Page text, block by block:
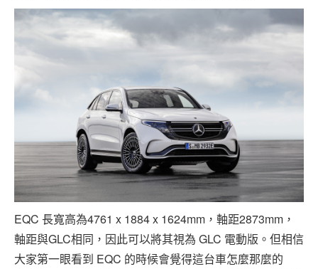
EQC 長寬高為4761 x 1884 x 1624mm，軸距2873mm，
軸距與GLC相同，因此可以將其視為 GLC 電動版。但相信
大家第一眼看到 EQC 的時候會覺得這台車怎麼那麼的